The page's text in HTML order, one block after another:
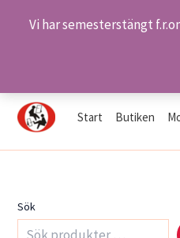
Vi har semesterstängt
innehåll
Start Butiken
Sök